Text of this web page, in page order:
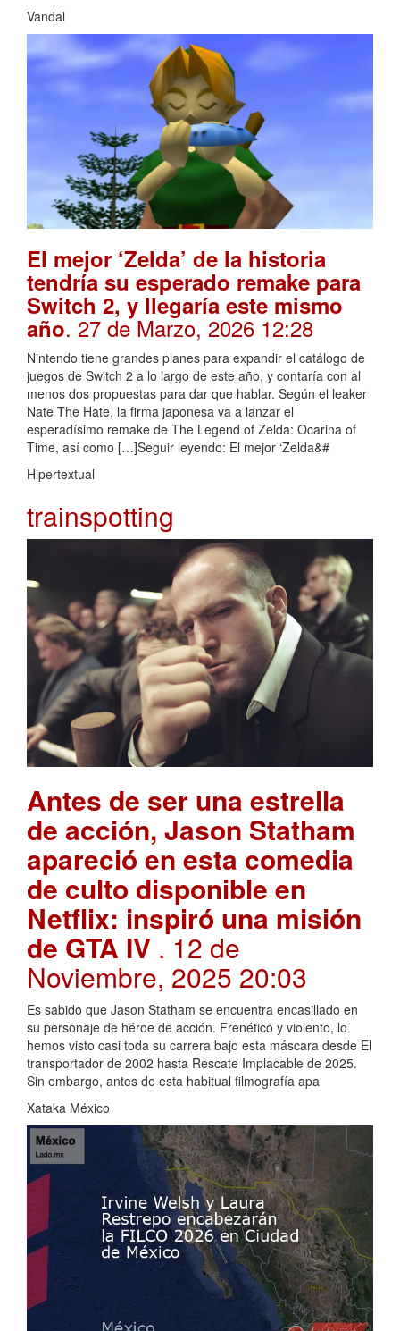
Vandal
El mejor ‘Zelda’ de la historia
tendría su esperado remake para
Switch 2, y llegaría este mismo
año. 27 de Marzo, 2026 12:28
Nintendo tiene grandes planes para expandir el catálogo de
juegos de Switch 2 a lo largo de este año, y contaría con al
menos dos propuestas para dar que hablar. Según el leaker
Nate The Hate, la firma japonesa va a lanzar el
esperadísimo remake de The Legend of Zelda: Ocarina of
Time, así como […]Seguir leyendo: El mejor ‘Zelda&#
Hipertextual
trainspotting
Antes de ser una estrella
de acción, Jason Statham
apareció en esta comedia
de culto disponible en
Netflix: inspiró una misión
de GTA IV . 12 de
Noviembre, 2025 20:03
Es sabido que Jason Statham se encuentra encasillado en
su personaje de héroe de acción. Frenético y violento, lo
hemos visto casi toda su carrera bajo esta máscara desde El
transportador de 2002 hasta Rescate Implacable de 2025.
Sin embargo, antes de esta habitual filmografía apa
Xataka México